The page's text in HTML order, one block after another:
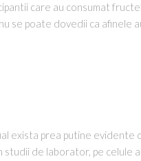
care au consumat
se poate dovedii ca afinele
exista prea putine evidente
studii de laborator, pe celule